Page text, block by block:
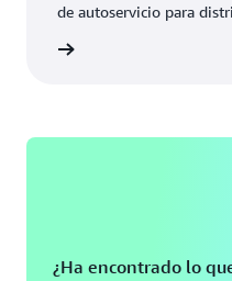
de autoservicio para
¿Ha encontrado lo